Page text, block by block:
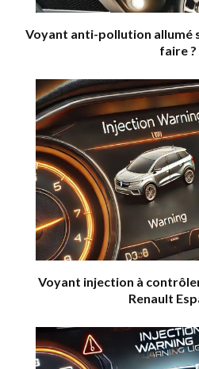
Voyant anti-pollution allumé
faire ?
Voyant injection à
Renault